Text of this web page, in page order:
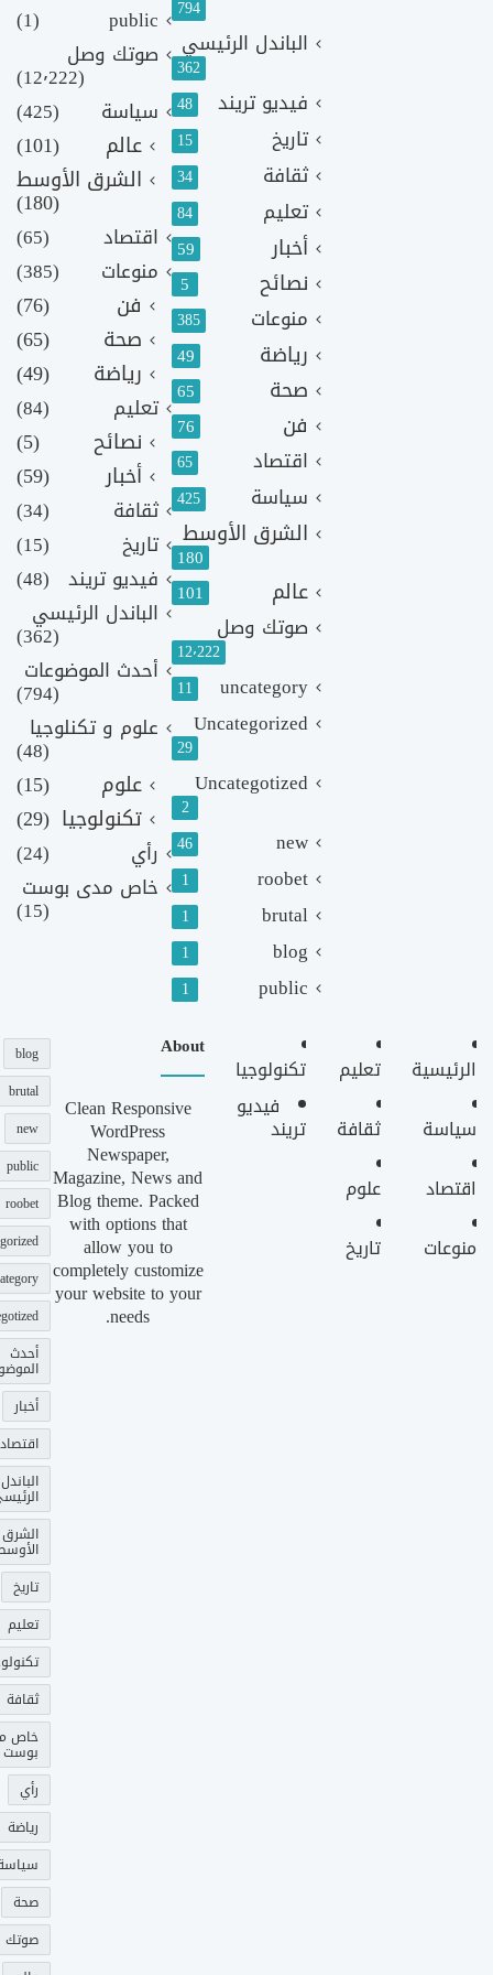
794
الباندل الرئيسي
362
فيديو تريند 48
تاريخ 15
ثقافة 34
تعليم 84
أخبار 59
نصائح 5
منوعات 385
رياضة 49
صحة 65
فن 76
اقتصاد 65
سياسة 425
الشرق الأوسط
180
عالم 101
صوتك وصل
12٬222
uncategory
11
Uncategorized
29
Uncategotized
2
new
46
roobet
1
brutal
1
blog
1
public
1
public
(1)
صوتك وصل
(12٬222)
سياسة
(425)
عالم
(101)
الشرق الأوسط
(180)
اقتصاد
(65)
منوعات
(385)
فن
(76)
صحة
(65)
رياضة
(49)
تعليم (84)
نصائح
(5)
أخبار
(59)
ثقافة
(34)
تاريخ
(15)
فيديو تريند (48)
الباندل الرئيسي
(362)
أحدث الموضوعات
(794)
علوم و تكنلوجيا
(48)
علوم
(15)
تكنولوجيا (29)
رأي
(24)
خاص مدى بوست
(15)
الرئيسية
سياسة
اقتصاد
منوعات
تعليم
ثقافة
علوم
تاريخ
تكنولوجيا
فيديو
تريند
About
Clean Responsive
WordPress
Newspaper,
Magazine, News and
Blog theme. Packed
with options that
allow you to
completely customize
your website to your
needs.
blog
brutal
new
public
roobet
أحدث
أخبار
اقتصاد
الباندل
الشرق
تاريخ
تعليم
ثقافة
خاص
بوست
رأي
رياضة
صحة